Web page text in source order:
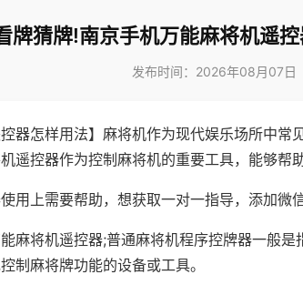
牌猜牌!南京手机万能麻将机遥
发布时间：2026年08月07日
控器怎样用法】麻将机作为现代娱乐场所中
遥控器作为控制麻将机的重要工具，能够帮
用上需要帮助，想获取一对一指导，添加微
麻将机遥控器;普通麻将机程序控牌器一般
制麻将牌功能的设备或工具。